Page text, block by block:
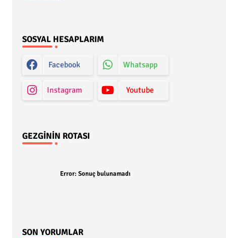
SOSYAL HESAPLARIM
Facebook Whatsapp
Instagram Youtube
GEZGININ ROTASI
Error: Sonuç bulunamadı
SON YORUMLAR